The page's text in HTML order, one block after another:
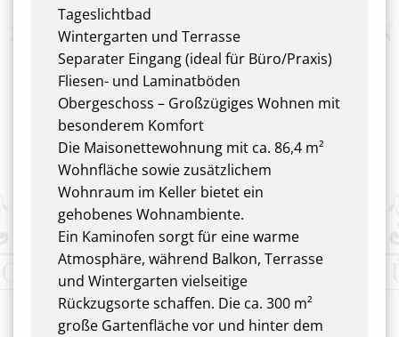
Tageslichtbad
Wintergarten und Terrasse
Separater Eingang (ideal für Büro/Praxis)
Fliesen- und Laminatböden
Obergeschoss – Großzügiges Wohnen mit
besonderem Komfort
Die Maisonettewohnung mit ca. 86,4 m²
Wohnfläche sowie zusätzlichem
Wohnraum im Keller bietet ein
gehobenes Wohnambiente.
Ein Kaminofen sorgt für eine warme
Atmosphäre, während Balkon, Terrasse
und Wintergarten vielseitige
Rückzugsorte schaffen. Die ca. 300 m²
große Gartenfläche vor und hinter dem